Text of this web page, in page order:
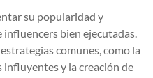
su popularidad y
influencers bien ejecutadas.
comunes, como la
influyentes y la creación de